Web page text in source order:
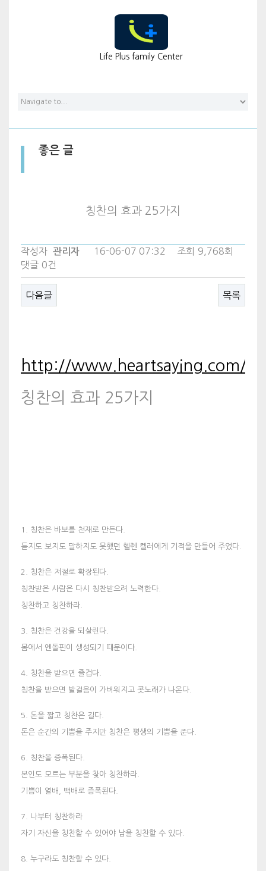
Life Plus family Center
좋은 글
칭찬의 효과 25가지
작성자 관리자 16-06-07 07:32 조회
9,768회
댓글 0건
다음글 목록
http://www.heartsaying.com/
칭찬의 효과 25가지
1. 칭찬은 바보를 천재로 만든다.
듣지도 보지도 말하지도 못했던 헬렌 켈러에게 기적을 만들어 주었다.
2. 칭찬은 저절로 확장된다.
칭찬받은 사람은 다시 칭찬받으려 노력한다.
칭찬하고 칭찬하라.
3. 칭찬은 건강을 되살린다.
몸에서 엔돌핀이 생성되기 때문이다.
4. 칭찬을 받으면 즐겁다.
칭찬을 받으면 발걸음이 가벼워지고 콧노래가 나온다.
5. 돈을 짧고 칭찬은 길다.
돈은 순간의 기쁨을 주지만 칭찬은 평생의 기쁨을 준다.
6. 칭찬을 증폭된다.
본인도 모르는 부분을 찾아 칭찬하라.
기쁨이 열배, 백배로 증폭된다.
7. 나부터 칭찬하라
자기 자신을 칭찬할 수 있어야 남을 칭찬할 수 있다.
8. 누구라도 칭찬할 수 있다.